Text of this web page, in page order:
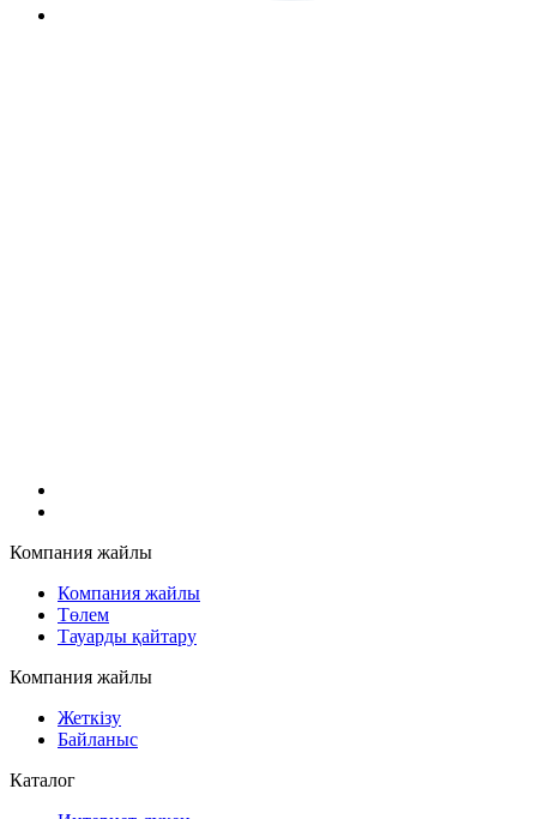
Компания жайлы
Компания жайлы
Төлем
Тауарды қайтару
Компания жайлы
Жеткізу
Байланыс
Каталог